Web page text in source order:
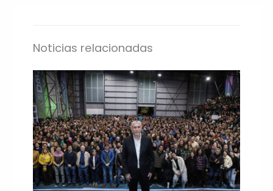
Noticias relacionadas